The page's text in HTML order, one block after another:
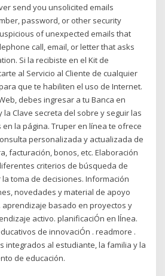
send you unsolicited emails
password, or other security
of unexpected emails that
call, email, or letter that asks
Si la recibiste en el Kit de
al Servicio al Cliente de cualquier
que te habiliten el uso de Internet.
debes ingresar a tu Banca en
la Clave secreta del sobre y seguir las
la página. Truper en línea te ofrece
personalizada y actualizada de
facturación, bonos, etc. Elaboración
criterios de búsqueda de
toma de decisiones. Información
novedades y material de apoyo
basado en proyectos y
activo. planificaciÓn en lÍnea.
de innovaciÓn . readmore .
integrados al estudiante, la familia y la
de educación.